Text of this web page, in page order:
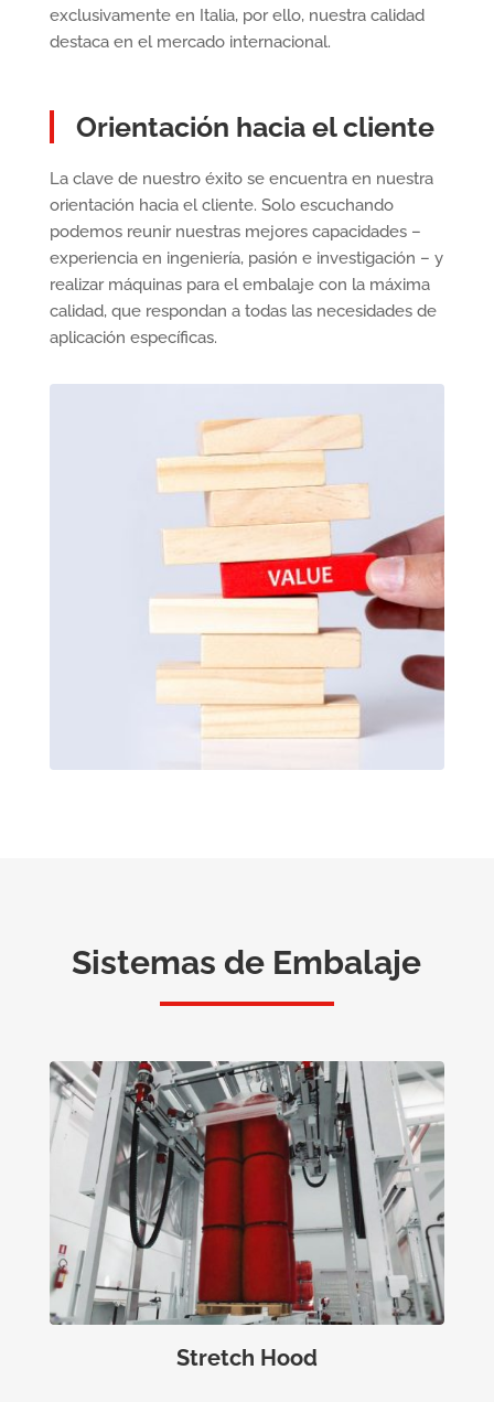
exclusivamente en Italia, por ello, nuestra calidad
destaca en el mercado internacional.
Orientación hacia el cliente
La clave de nuestro éxito se encuentra en nuestra
orientación hacia el cliente. Solo escuchando
podemos reunir nuestras mejores capacidades –
experiencia en ingeniería, pasión e investigación – y
realizar máquinas para el embalaje con la máxima
calidad, que respondan a todas las necesidades de
aplicación específicas.
Sistemas de Embalaje
Stretch Hood